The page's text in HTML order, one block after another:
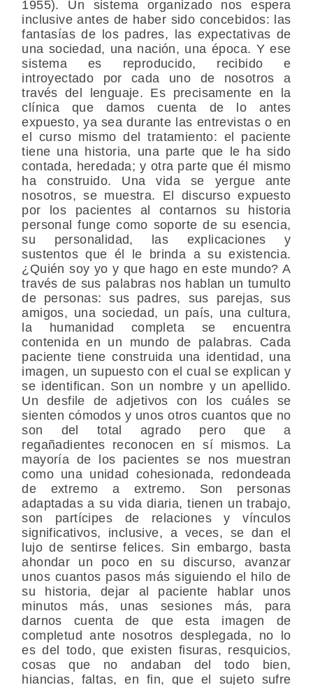
1955). Un sistema organizado nos espera
inclusive antes de haber sido concebidos: las
fantasías de los padres, las expectativas de
una sociedad, una nación, una época. Y ese
sistema es reproducido, recibido e
introyectado por cada uno de nosotros a
través del lenguaje. Es precisamente en la
clínica que damos cuenta de lo antes
expuesto, ya sea durante las entrevistas o en
el curso mismo del tratamiento: el paciente
tiene una historia, una parte que le ha sido
contada, heredada; y otra parte que él mismo
ha construido. Una vida se yergue ante
nosotros, se muestra. El discurso expuesto
por los pacientes al contarnos su historia
personal funge como soporte de su esencia,
su personalidad, las explicaciones y
sustentos que él le brinda a su existencia.
¿Quién soy yo y que hago en este mundo? A
través de sus palabras nos hablan un tumulto
de personas: sus padres, sus parejas, sus
amigos, una sociedad, un país, una cultura,
la humanidad completa se encuentra
contenida en un mundo de palabras. Cada
paciente tiene construida una identidad, una
imagen, un supuesto con el cual se explican y
se identifican. Son un nombre y un apellido.
Un desfile de adjetivos con los cuáles se
sienten cómodos y unos otros cuantos que no
son del total agrado pero que a
regañadientes reconocen en sí mismos. La
mayoría de los pacientes se nos muestran
como una unidad cohesionada, redondeada
de extremo a extremo. Son personas
adaptadas a su vida diaria, tienen un trabajo,
son partícipes de relaciones y vínculos
significativos, inclusive, a veces, se dan el
lujo de sentirse felices. Sin embargo, basta
ahondar un poco en su discurso, avanzar
unos cuantos pasos más siguiendo el hilo de
su historia, dejar al paciente hablar unos
minutos más, unas sesiones más, para
darnos cuenta de que esta imagen de
completud ante nosotros desplegada, no lo
es del todo, que existen fisuras, resquicios,
cosas que no andaban del todo bien,
hiancias, faltas, en fin, que el sujeto sufre